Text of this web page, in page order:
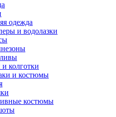
одежда
и водолазки
колготки
и костюмы
костюмы